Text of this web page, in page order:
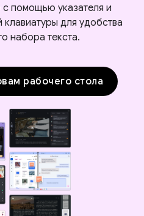
помощью указателя и
для удобства
набора текста.
рабочего стола